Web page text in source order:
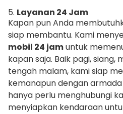
5. Layanan 24 Jam
Kapan pun Anda
siap membantu. Kami
mobil 24 jamuntuk
kapan saja. Baik pagi, siang,
tengah malam, kami siap
kemanapun dengan
hanya perlu menghubungi
menyiapkan kendaraan